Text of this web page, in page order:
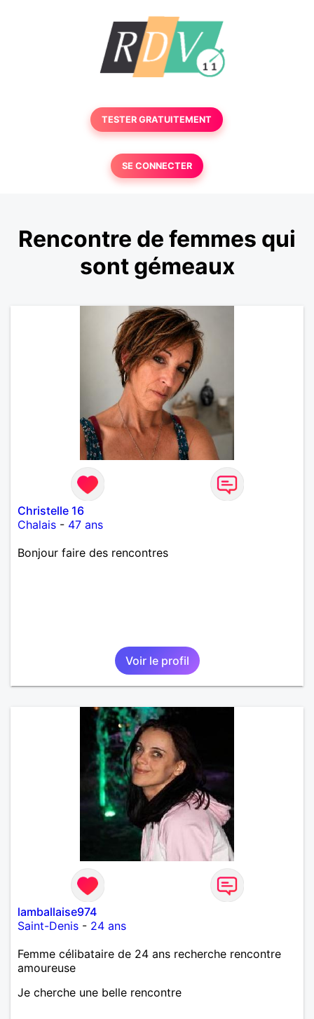
TESTER GRATUITEMENT
SE CONNECTER
Rencontre de femmes qui
sont gémeaux
Christelle 16
Chalais - 47 ans
Bonjour faire des rencontres
Voir le profil
lamballaise974
Saint-Denis - 24 ans
Femme célibataire de 24 ans recherche rencontre
amoureuse
Je cherche une belle rencontre